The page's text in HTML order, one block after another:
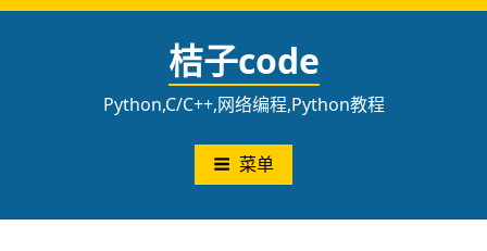
跳
桔子code
Python,C/C++,网络编程,Python教程
菜单